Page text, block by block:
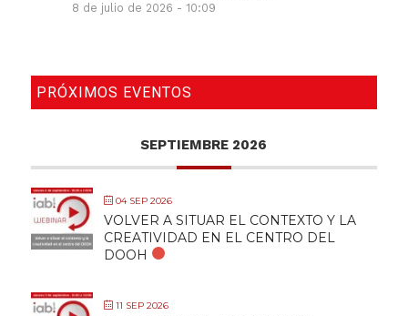
8 de julio de 2026 - 10:09
PRÓXIMOS EVENTOS
SEPTIEMBRE 2026
04 SEP 2026
VOLVER A SITUAR EL CONTEXTO Y LA
CREATIVIDAD EN EL CENTRO DEL
DOOH
11 SEP 2026